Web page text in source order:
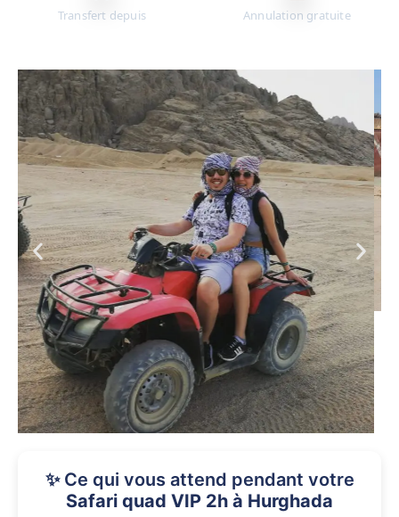
Transfert depuis
Annulation gratuite
✨ Ce qui vous attend pendant votre
Safari quad VIP 2h à Hurghada